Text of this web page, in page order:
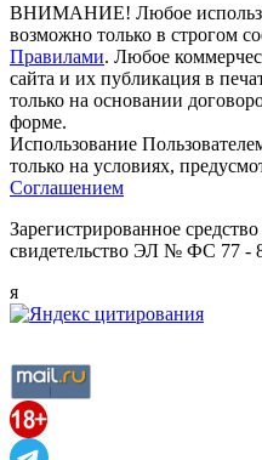
ВНИМАНИЕ! Любое
возможно только в строгом
Правилами. Любое
сайта и их публикация в
только на основании
форме.
Использование
только на условиях,
Соглашением
Зарегистрированное
свидетельство ЭЛ № ФС 77 -
я